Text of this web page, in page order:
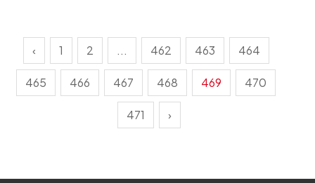
‹ 1 2 ... 462 463 464
465 466 467 468 469 470
471 ›